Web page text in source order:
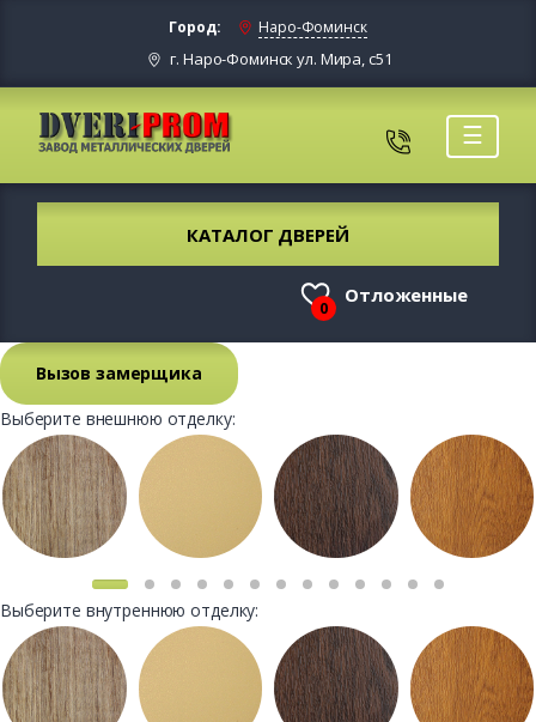
Город: Наро-Фоминск
г. Наро-Фоминск ул. Мира, с51
☰
КАТАЛОГ ДВЕРЕЙ
0
Отложенные
Вызов замерщика
Выберите внешнюю отделку:
Выберите внутреннюю отделку: